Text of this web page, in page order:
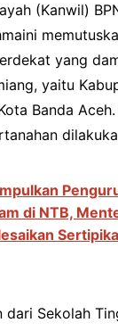
(Kanwil)
yang
yaitu
Banda
di NTB,
dari Sekolah